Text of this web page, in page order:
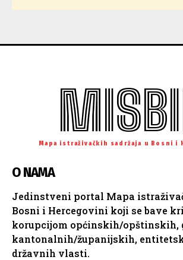
Mapa istraživačkih sadržaja u Bosni i
O NAMA
Jedinstveni portal Mapa
Bosni i Hercegovini koji se bave
korupcijom općinskih/opštinskih,
kantonalnih/županijskih,
državnih vlasti.